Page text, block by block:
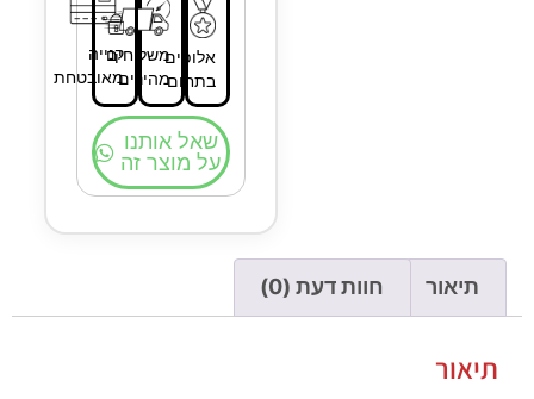
אלופים
בתחום
משלוחים
מהירים
קנייה
מאובטחת
שאל אותנו
על מוצר זה
תיאור חוות דעת (0)
תיאור